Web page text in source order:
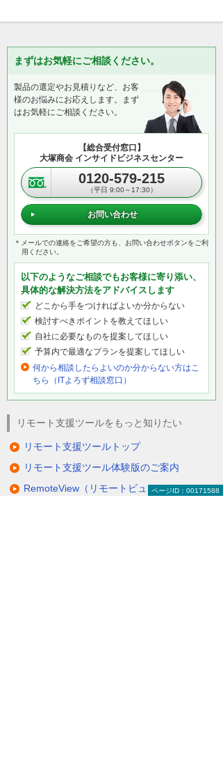
まずはお気軽にご相談ください。
製品の選定やお見積りなど、お客
様のお悩みにお応えします。まず
はお気軽にご相談ください。
【総合受付窓口】
大塚商会 インサイドビジネスセンター
0120-579-215
（平日 9:00～17:30）
お問い合わせ
＊メールでの連絡をご希望の方も、お問い合わせボタンをご利
用ください。
以下のようなご相談でもお客様に寄り添い、
具体的な解決方法をアドバイスします
どこから手をつければよいか分からない
検討すべきポイントを教えてほしい
自社に必要なものを提案してほしい
予算内で最適なプランを提案してほしい
何から相談したらよいのか分からない方はこ
ちら（ITよろず相談窓口）
リモート支援ツールをもっと知りたい
リモート支援ツールトップ
リモート支援ツール体験版のご案内
RemoteView（リモートビュー）ページID：00171588